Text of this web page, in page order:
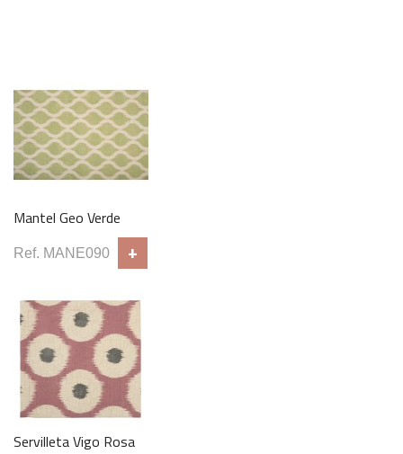
Cojin offwhite con ribete negro
Ref. COJ217 +
Cojín terciopelo black
Ref. COJ029
Mantel Geo Verde
Ref. MANE090 +
Servilleta Vigo Rosa